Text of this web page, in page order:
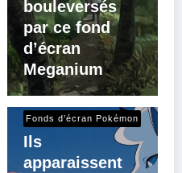
bouleversés
par ce fond
d’écran
Meganium
Fonds d’écran Pokémon
Ils
apparaissent